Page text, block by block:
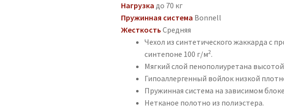
Нагрузкадо 70 кг
Пружинная система Bonnell
ЖесткостьСредняя
Чехол из синтетического жаккарда с
синтепоне 100 г/м2.
Мягкий слой пенополиуретана
Гипоаллергенный войлок низкой
Пружинная система на зависимом
Нетканое полотно из полиэстера.